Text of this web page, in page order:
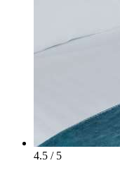
4.5 / 5